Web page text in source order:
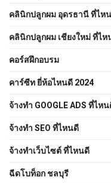
คลินิกปลูกผม อุดรธานี ที่ไห
คลินิกปลูกผม เชียงใหม่ ที่ไห
คอร์สฝึกอบรม
คาร์ซีท ยี่ห้อไหนดี 2024
จ้างทํา GOOGLE ADS ที่ไห
จ้างทํา SEO ที่ไหนดี
จ้างทําเว็บไซต์ ที่ไหนดี
ฉีดโบท็อก ชลบุรี